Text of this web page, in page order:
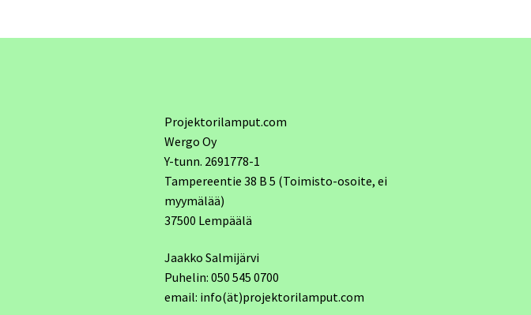
Projektorilamput.com
Wergo Oy
Y-tunn. 2691778-1
Tampereentie 38 B 5 (Toimisto-osoite, ei
myymälää)
37500 Lempäälä
Jaakko Salmijärvi
Puhelin: 050 545 0700
email: info(ät)projektorilamput.com